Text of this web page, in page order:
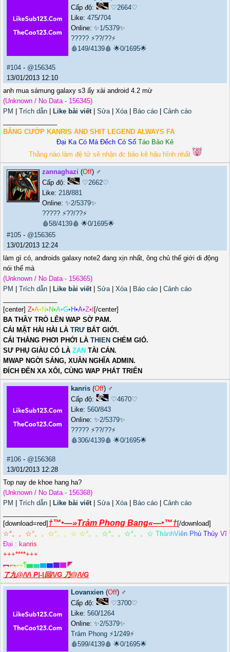
Cấp độ:
♡2664♡
Like: 475/704
Online: ✨1/5379✨
????? ⚡??/??⚡
🩸149/4139🩸 🌟0/1695🌟
#104 - @156345
13/01/2013 12:10
anh mua sámung galaxy s3 ấy xài android 4.2 mừ
(Unknown / No Data - 156345)
PM
Trích dẫn Like bài viết| Sửa| Xóa| Báo cáo
Cảnh cáo
BĂNG CƯỚP KANRIS AND SHIT LEGEND ALWAYS FA
Đại Ka Có Má Đếch Có Số:Táo Bảo Kê
Thằng nào làm đệ tử sẽ nhận đc bảo kê hậu hĩnh nhất
zannaghazi (Off) ♂️
Cấp độ:
♡2662♡
Like: 218/881
Online: ✨2/5379✨
????? ⚡??/??⚡
🩸58/4139🩸 🌟0/1695🌟
#105 - @156365
13/01/2013 12:24
làm gì có, androids galaxy note2 đang xịn nhất, ông chủ thế giới di động
nói thế mà
(Unknown / No Data - 156365)
PM
Trích dẫn Like bài viết| Sửa| Xóa| Báo cáo
Cảnh cáo
[center] Z•A• N• N•A•G• H•A•Z• [/center]
BA THẦY TRÒ LÊN WAP SỜ PAM.
CÁI MẶT HÀI HÀI LÀ TRƯ BÁT GIỚI.
CÁI THẰNG PHƠI PHỚI LÀ THIEN CHÉM GIÓ.
SƯ PHỤ GIÀU CÓ LÀ ZAN TÀI CÁN.
MWAP NGỜI SÁNG, XUÂN NGHĨA ADMIN.
ĐÍCH ĐẾN XA XÔI, CÙNG WAP PHÁT TRIỂN
kanris (Off) ♂️
Cấp độ:
♡4670♡
Like: 560/843
Online: ✨2/5379✨
????? ⚡??/??⚡
🩸306/4139🩸 🌟0/1695🌟
#106 - @156368
13/01/2013 12:28
Top nay de khoe hang ha?
(Unknown / No Data - 156368)
PM
Trích dẫn Like bài viết| Sửa| Xóa| Báo cáo
Cảnh cáo
[download=red] †™•—»Trảm Phong Bang«—•™†[/download]
☆°。 。 ☆°。 。 ☆°。 。 ☆ ☆°。 。 ☆°。 。 ☆°。 。 ☆ ThànhViên P hù Thủy Vĩ
Đại : kanris
+++****+++
︻︻︻¶▅▅▆▆▇▇◤
了九@/\/\ P|-|回/\/G 乃@/\/G
Lovanxien (Off) ♂️
Cấp độ:
♡3700♡
Like: 560/1264
Online: ✨2/5379✨
Trảm Phong ⚡1/249⚡
🩸599/4139🩸 🌟0/1695🌟